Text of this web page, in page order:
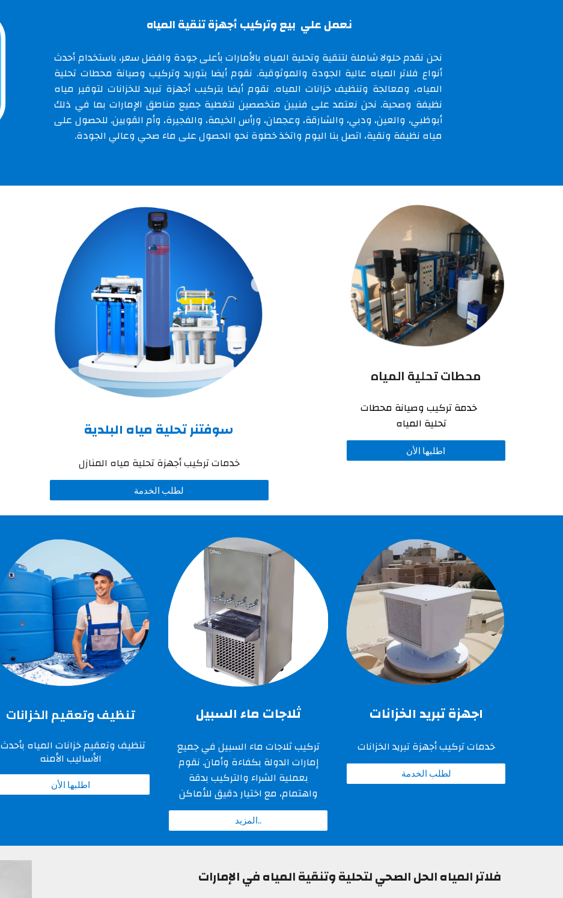
نعمل علي بيع وتركيب أجهزة تنقية المياه
نحن نقدم حلولا شاملة لتنقية وتحلية المياه بالأماراتبأعلى جودة وافضل سعر، باستخدام أحدث
أنواع فلاتر المياه عالية الجودة والموثوقية. نقوم أيضا بتوريد وتركيب وصيانة محطات تحلية
المياه، ومعالجة وتنظيف خزانات المياه. نقوم أيضا بتركيب أجهزة تبريد للخزانات لتوفير مياه
نظيفة وصحية. نحن نعتمد على فنيين متخصصين لتغطية جميع مناطق الإمارات بما في ذلك
أبوظبي، والعين، ودبي، والشارقة، وعجمان، ورأس الخيمة، والفجيرة، وأم القويين. للحصول على
مياه نظيفة ونقية، اتصل بنا اليوم واتخذ خطوة نحو الحصول على ماء صحي وعالي الجودة.
سوفتنر تحلية مياه البلدية
خدمات تركيب أجهزةتحلية مياه المنازل
لطلب الخدمة
محطات تحلية المياه
خدمة تركيب وصيانة محطات
تحلية المياه
اطلبها الأن
تنظيف وتعقيم الخزانات
تنظيف وتعقيم خزانات المياه بأحدث
الأساليب الأمنه
اطلبها الأن
ثلاجات ماء السبيل
تركيب ثلاجات ماء السبيل في جميع
إمارات الدولة بكفاءة وأمان. نقوم
بعملية الشراء والتركيب بدقة
واهتمام، مع اختيار دقيق للأماكن
المزيد..
اجهزة تبريد الخزانات
خدمات تركيب أجهزة تبريد الخزانات
لطلب الخدمة
فلاتر المياه الحل الصحي لتحلية وتنقية المياه في الإمارات